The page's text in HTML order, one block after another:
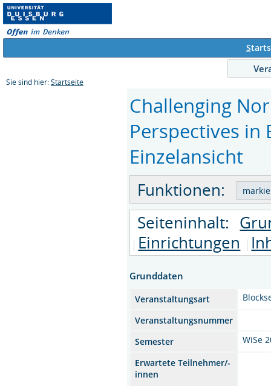
S
Sie sind hier: Startseite
Challenging
Perspectives in
Einzelansicht
Funktionen:
Seiteninhalt:
Einrichtungen
Grunddaten
Veranstaltungsart
Veranstaltungsnummer
Semester
WiSe
Erwartete Teilnehmer/-
innen